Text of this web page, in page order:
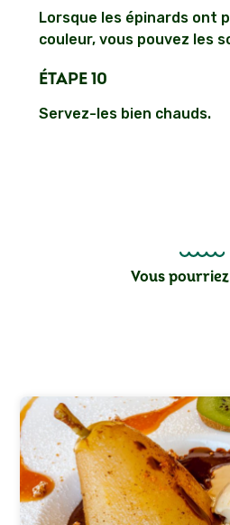
Lorsque les épinards ont
couleur, vous pouvez les
ÉTAPE 10
Servez-les bien chauds.
Vous